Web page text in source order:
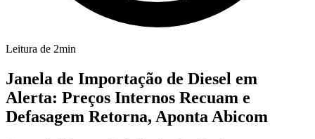
Leitura de 2min
Janela de Importação de Diesel em
Alerta: Preços Internos Recuam e
Defasagem Retorna, Aponta Abicom